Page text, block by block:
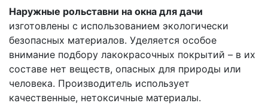
Наружные рольставни на окна для дачи
изготовлены с использованием экологически
безопасных материалов. Уделяется особое
внимание подбору лакокрасочных покрытий – в их
составе нет веществ, опасных для природы или
человека. Производитель использует
качественные, нетоксичные материалы.